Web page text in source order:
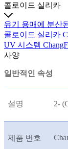
콜로이드 실리카
유기 용매에 분산
콜로이드 실리카
UV 시스템
사양
일반적인 속성
설명 2-
제품 번호